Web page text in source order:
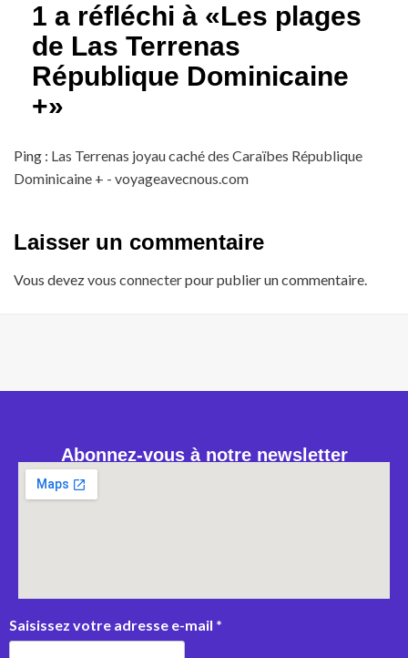
1 a réfléchi à «Les plages
de Las Terrenas
République Dominicaine
+»
Ping : Las Terrenas joyau caché des Caraïbes République
Dominicaine + - voyageavecnous.com
Laisser un commentaire
Vous devezvous connecterpour publier un commentaire.
Abonnez-vous à notre newsletter
Saisissez votre adresse e-mail *